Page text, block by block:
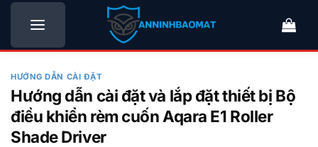
Bỏ
nội
HƯỚNG DẪN CÀI ĐẶT
Hướng dẫn cài đặt và lắp đặt thiết bị Bộ
điều khiển rèm cuốn Aqara E1 Roller
Shade Driver